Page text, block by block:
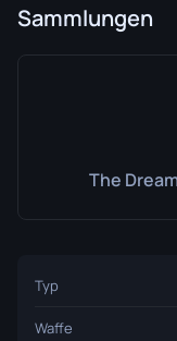
Sammlungen
The
Typ
Waffe